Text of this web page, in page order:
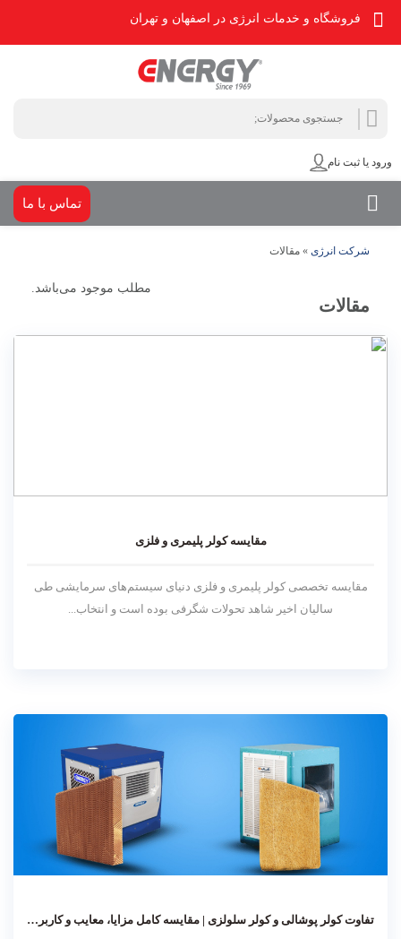
فروشگاه و خدمات انرژی در اصفهان و تهران
ورود یا ثبت نام
تماس با ما
شرکت انرژی » مقالات
مقالات
مطلب موجود می‌باشد.
مقایسه کولر پلیمری و فلزی
مقایسه تخصصی کولر پلیمری و فلزی دنیای سیستم‌های سرمایشی طی
سالیان اخیر شاهد تحولات شگرفی بوده است و انتخاب...
تفاوت کولر پوشالی و کولر سلولزی | مقایسه کامل مزایا، معایب و کاربردها